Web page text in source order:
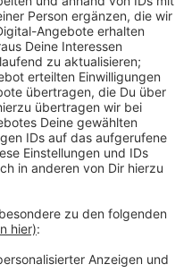
Grillverbot auf
die Einsatzkräfte 31
die AVEA ist im
allem am Hitdorfer See
würden
und andere Abfälle
die Mülleimer überfüllt.
dort im Moment